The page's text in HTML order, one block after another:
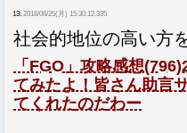
13: 2018/06/25(月) 15:30:12.335
社会的地位の高い方
「FGO」攻略感想
てみたよ！皆さん助言
てくれたのだわー